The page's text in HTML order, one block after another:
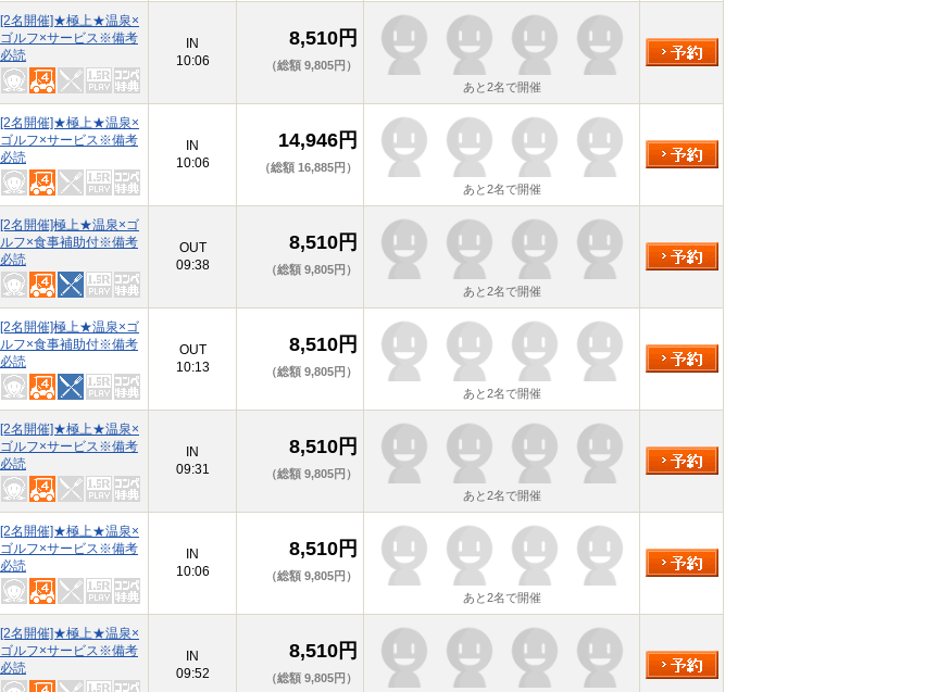
[2名開催]★極上★温泉×
ゴルフ×サービス※備考
必読
IN
10:06
8,510円
（総額 9,805円）
あと2名で開催
[2名開催]★極上★温泉×
ゴルフ×サービス※備考
必読
IN
10:06
14,946円
（総額 16,885円）
あと2名で開催
[2名開催]極上★温泉×ゴ
ルフ×食事補助付※備考
必読
OUT
09:38
8,510円
（総額 9,805円）
あと2名で開催
[2名開催]極上★温泉×ゴ
ルフ×食事補助付※備考
必読
OUT
10:13
8,510円
（総額 9,805円）
あと2名で開催
[2名開催]★極上★温泉×
ゴルフ×サービス※備考
必読
IN
09:31
8,510円
（総額 9,805円）
あと2名で開催
[2名開催]★極上★温泉×
ゴルフ×サービス※備考
必読
IN
10:06
8,510円
（総額 9,805円）
あと2名で開催
[2名開催]★極上★温泉×
ゴルフ×サービス※備考
必読
IN
09:52
8,510円
（総額 9,805円）